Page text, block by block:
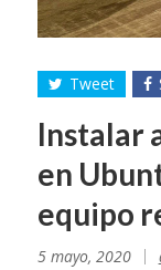
Tweet
Instalar
en
equipo
5 mayo, 2020